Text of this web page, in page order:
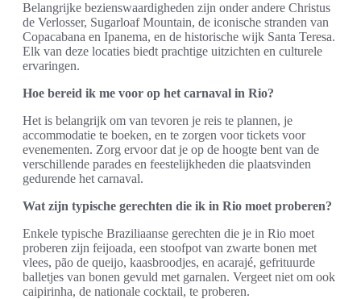
Belangrijke bezienswaardigheden zijn onder andere Christus
de Verlosser, Sugarloaf Mountain, de iconische stranden van
Copacabana en Ipanema, en de historische wijk Santa Teresa.
Elk van deze locaties biedt prachtige uitzichten en culturele
ervaringen.
Hoe bereid ik me voor op het carnaval in Rio?
Het is belangrijk om van tevoren je reis te plannen, je
accommodatie te boeken, en te zorgen voor tickets voor
evenementen. Zorg ervoor dat je op de hoogte bent van de
verschillende parades en feestelijkheden die plaatsvinden
gedurende het carnaval.
Wat zijn typische gerechten die ik in Rio moet proberen?
Enkele typische Braziliaanse gerechten die je in Rio moet
proberen zijn feijoada, een stoofpot van zwarte bonen met
vlees, pão de queijo, kaasbroodjes, en acarajé, gefrituurde
balletjes van bonen gevuld met garnalen. Vergeet niet om ook
caipirinha, de nationale cocktail, te proberen.